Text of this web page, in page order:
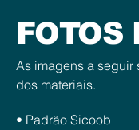
FOTOS
As imagens a seguir
dos materiais.
• Padrão Sicoob